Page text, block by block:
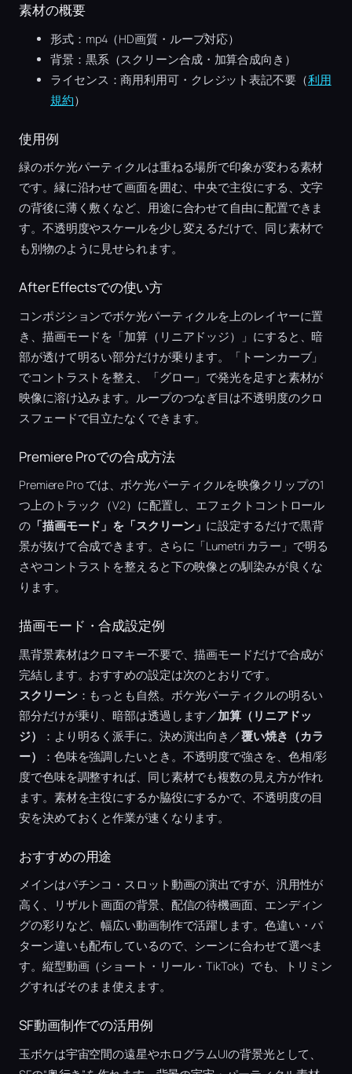
素材の概要
形式：mp4（HD画質・ループ対応）
背景：黒系（スクリーン合成・加算合成向き）
ライセンス：商用利用可・クレジット表記不要（利用
規約）
使用例
緑のボケ光パーティクルは重ねる場所で印象が変わる素材
です。縁に沿わせて画面を囲む、中央で主役にする、文字
の背後に薄く敷くなど、用途に合わせて自由に配置できま
す。不透明度やスケールを少し変えるだけで、同じ素材で
も別物のように見せられます。
After Effectsでの使い方
コンポジションでボケ光パーティクルを上のレイヤーに置
き、描画モードを「加算（リニアドッジ）」にすると、暗
部が透けて明るい部分だけが乗ります。「トーンカーブ」
でコントラストを整え、「グロー」で発光を足すと素材が
映像に溶け込みます。ループのつなぎ目は不透明度のクロ
スフェードで目立たなくできます。
Premiere Proでの合成方法
Premiere Pro では、ボケ光パーティクルを映像クリップの1
つ上のトラック（V2）に配置し、エフェクトコントロール
の「描画モード」を「スクリーン」 に設定するだけで黒背
景が抜けて合成できます。さらに「Lumetri カラー」で明る
さやコントラストを整えると下の映像との馴染みが良くな
ります。
描画モード・合成設定例
黒背景素材はクロマキー不要で、描画モードだけで合成が
完結します。おすすめの設定は次のとおりです。
スクリーン：もっとも自然。ボケ光パーティクルの明るい
部分だけが乗り、暗部は透過します／加算（リニアドッ
ジ）
：より明るく派手に。決め演出向き／覆い焼き（カラ
ー）
：色味を強調したいとき。不透明度で強さを、色相/彩
度で色味を調整すれば、同じ素材でも複数の見え方が作れ
ます。素材を主役にするか脇役にするかで、不透明度の目
安を決めておくと作業が速くなります。
おすすめの用途
メインはパチンコ・スロット動画の演出ですが、汎用性が
高く、リザルト画面の背景、配信の待機画面、エンディン
グの彩りなど、幅広い動画制作で活躍します。色違い・パ
ターン違いも配布しているので、シーンに合わせて選べま
す。縦型動画（ショート・リール・TikTok）でも、トリミン
グすればそのまま使えます。
SF動画制作での活用例
玉ボケは宇宙空間の遠星やホログラムUIの背景光として、